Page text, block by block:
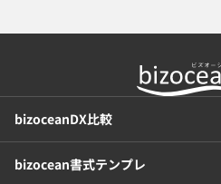
bizoceanDX比較
bizocean書式テンプレ